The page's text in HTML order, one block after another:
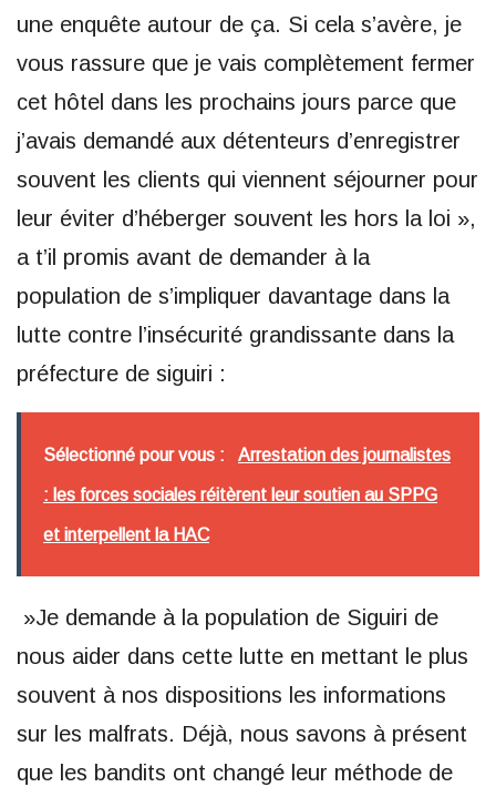
une enquête autour de ça. Si cela s’avère, je
vous rassure que je vais complètement fermer
cet hôtel dans les prochains jours parce que
j’avais demandé aux détenteurs d’enregistrer
souvent les clients qui viennent séjourner pour
leur éviter d’héberger souvent les hors la loi »,
a t’il promis avant de demander à la
population de s’impliquer davantage dans la
lutte contre l’insécurité grandissante dans la
préfecture de siguiri :
Sélectionné pour vous : Arrestation des journalistes
: les forces sociales réitèrent leur soutien au SPPG
et interpellent la HAC
»Je demande à la population de Siguiri de
nous aider dans cette lutte en mettant le plus
souvent à nos dispositions les informations
sur les malfrats. Déjà, nous savons à présent
que les bandits ont changé leur méthode de